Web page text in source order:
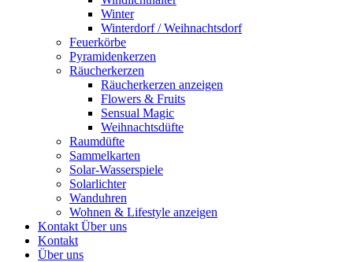
Winter
Winterdorf / Weihnachtsdorf
Feuerkörbe
Pyramidenkerzen
Räucherkerzen
Räucherkerzen anzeigen
Flowers & Fruits
Sensual Magic
Weihnachtsdüfte
Raumdüfte
Sammelkarten
Solar-Wasserspiele
Solarlichter
Wanduhren
Wohnen & Lifestyle anzeigen
Kontakt Über uns
Kontakt
Über uns